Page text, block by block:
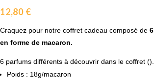
12,80 €
Craquez pour notre coffret cadeau composé de 6
en forme de macaron.
6 parfums différents à découvrir dans le coffret ().
Poids : 18g/macaron